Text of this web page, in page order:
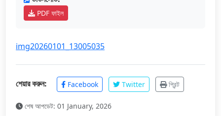
PDF ফাইল
img20260101_13005035
শেয়ার করুন: Facebook Twitter প্রিন্ট
শেষ আপডেট: 01 January, 2026